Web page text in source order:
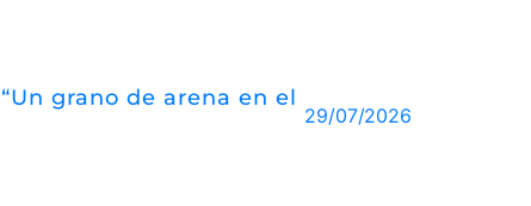
grano de arena en el
29/07/2026